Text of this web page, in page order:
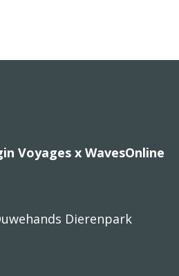
Voyages x WavesOnline
Dierenpark